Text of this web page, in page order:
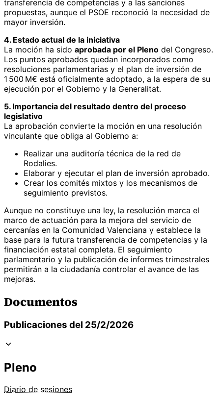
transferencia de competencias y a las sanciones
propuestas, aunque el PSOE reconoció la necesidad de
mayor inversión.
4. Estado actual de la iniciativa
La moción ha sido aprobada por el Pleno del Congreso.
Los puntos aprobados quedan incorporados como
resoluciones parlamentarias y el plan de inversión de
1 500 M€ está oficialmente adoptado, a la espera de su
ejecución por el Gobierno y la Generalitat.
5. Importancia del resultado dentro del proceso
legislativo
La aprobación convierte la moción en una resolución
vinculante que obliga al Gobierno a:
Realizar una auditoría técnica de la red de
Rodalies.
Elaborar y ejecutar el plan de inversión aprobado.
Crear los comités mixtos y los mecanismos de
seguimiento previstos.
Aunque no constituye una ley, la resolución marca el
marco de actuación para la mejora del servicio de
cercanías en la Comunidad Valenciana y establece la
base para la futura transferencia de competencias y la
financiación estatal completa. El seguimiento
parlamentario y la publicación de informes trimestrales
permitirán a la ciudadanía controlar el avance de las
mejoras.
Documentos
Publicaciones del 25/2/2026
Pleno
Diario de sesiones